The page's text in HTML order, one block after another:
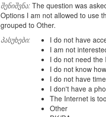
შენიშვნა: The question was
Options I am not allowed to use
grouped to Other.
პასუხები:
I do not have
I am not
I do not need the
I do not know
I do not have time
I don't have a
The Internet is
Other